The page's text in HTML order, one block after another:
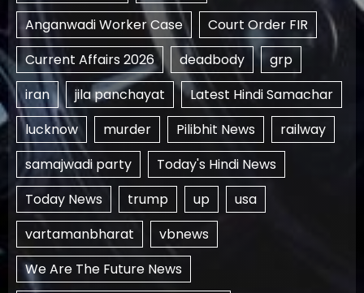
Anganwadi Worker Case
Court Order FIR
Current Affairs 2026
deadbody
grp
iran
jila panchayat
Latest Hindi Samachar
lucknow
murder Pilibhit News
railway
samajwadi party
Today's Hindi News
Today News
trump up
usa
vartamanbharat
vbnews
We Are The Future News